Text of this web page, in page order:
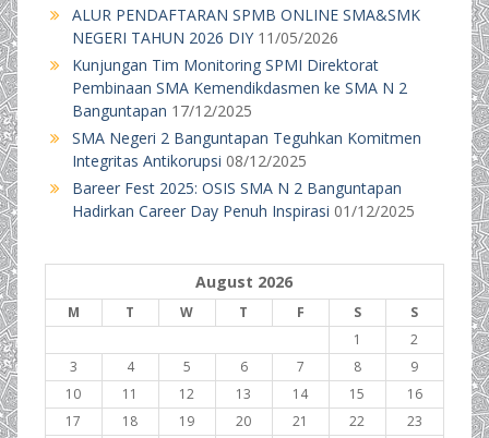
ALUR PENDAFTARAN SPMB ONLINE SMA&SMK
NEGERI TAHUN 2026 DIY 11/05/2026
Kunjungan Tim Monitoring SPMI Direktorat
Pembinaan SMA Kemendikdasmen ke SMA N 2
Banguntapan 17/12/2025
SMA Negeri 2 Banguntapan Teguhkan Komitmen
Integritas Antikorupsi 08/12/2025
Bareer Fest 2025: OSIS SMA N 2 Banguntapan
Hadirkan Career Day Penuh Inspirasi 01/12/2025
August 2026
M T W T F S
S
1
2
3
4 5 6 7 8
9
10
11 12 13 14 15
16
17
18 19 20 21 22
23